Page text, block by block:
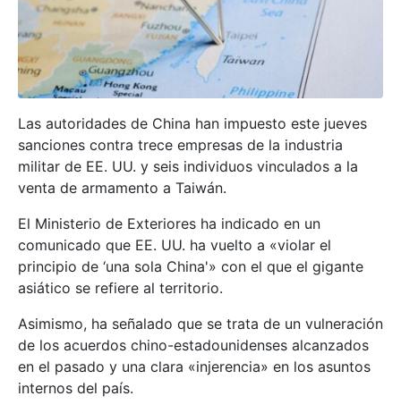
Las autoridades de China han impuesto este jueves
sanciones contra trece empresas de la industria
militar de EE. UU. y seis individuos vinculados a la
venta de armamento a Taiwán.
El Ministerio de Exteriores ha indicado en un
comunicado que EE. UU. ha vuelto a «violar el
principio de ‘una sola China'» con el que el gigante
asiático se refiere al territorio.
Asimismo, ha señalado que se trata de un vulneración
de los acuerdos chino-estadounidenses alcanzados
en el pasado y una clara «injerencia» en los asuntos
internos del país.